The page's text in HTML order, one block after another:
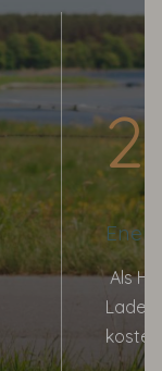
Als